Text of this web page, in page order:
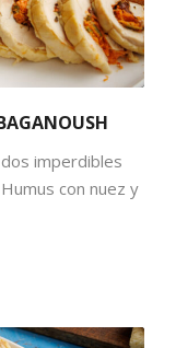
imperdibles
con nuez y